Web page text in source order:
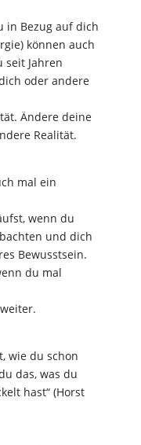
in Bezug auf dich
können auch
seit Jahren
oder andere
Ändere deine
Realität.
mal ein
wenn du
und dich
Bewusstsein.
du mal
wie du schon
das, was du
hast“ (Horst